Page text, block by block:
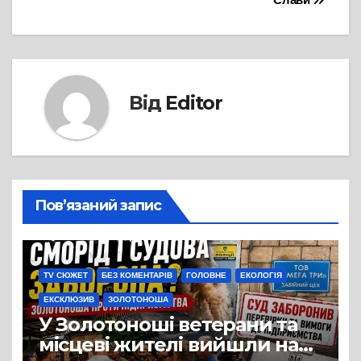
Від Editor
Пов’язаний запис
TV СЮЖЕТ БЕЗ КОМЕНТАРІВ ГОЛОВНЕ ЕКОЛОГІЯ
ЕКСКЛЮЗИВ ЗОЛОТОНОША
У Золотоноші ветерани та
місцеві жителі вийшли на